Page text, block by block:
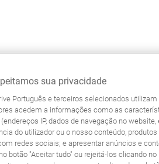
sua privacidade
Português e terceiros selecionados
acedem a informações como as
IP, dados de navegação no
do utilizador ou o nosso conteúdo,
redes sociais; e apresentar anúncios e
botão "Aceitar tudo" ou rejeitá-los clicando